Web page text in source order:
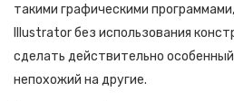
такими графическими
Illustrator без использования
сделать действительно
непохожий на другие.